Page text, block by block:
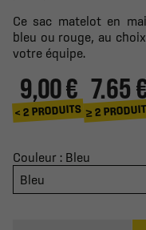
Ce sac matelot en
bleu ou rouge, au
votre équipe.
9,00 €
< 2 PRODUITS
7.65
≥ 2
Couleur : Bleu
Bleu